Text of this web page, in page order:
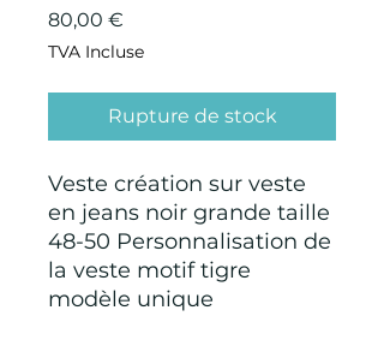
80,00 €
TVA Incluse
Rupture de stock
Veste création sur veste
en jeans noir grande taille
48-50 Personnalisation de
la veste motif tigre
modèle unique